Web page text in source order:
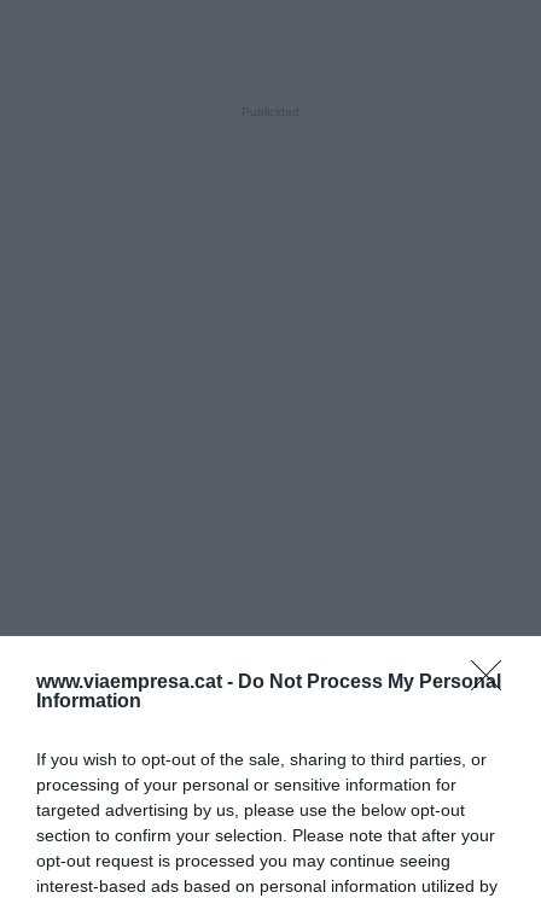
www.viaempresa.cat - Do Not Process My Personal
Information
If you wish to opt-out of the sale, sharing to third parties, or
processing of your personal or sensitive information for
targeted advertising by us, please use the below opt-out
section to confirm your selection. Please note that after your
opt-out request is processed you may continue seeing
interest-based ads based on personal information utilized by